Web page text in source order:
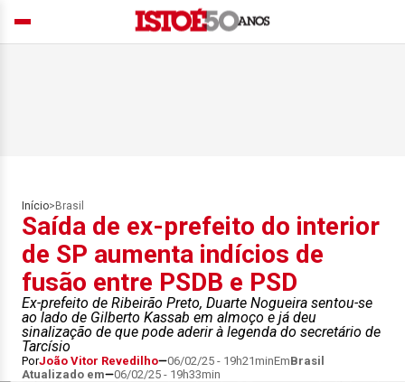
Início> Brasil
Saída de ex-prefeito do interior
de SP aumenta indícios de
fusão entre PSDB e PSD
Ex-prefeito de Ribeirão Preto, Duarte Nogueira sentou-se
ao lado de Gilberto Kassab em almoço e já deu
sinalização de que pode aderir à legenda do secretário de
Tarcísio
PorJoão Vitor Revedilho 06/02/25 - 19h21minEmBrasil
Atualizado em
06/02/25 - 19h33min